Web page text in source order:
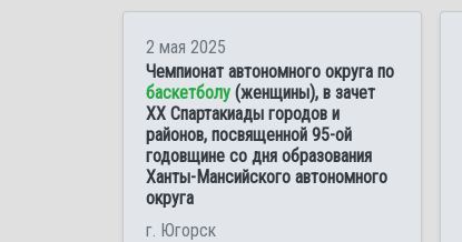
2 мая 2025
Чемпионат автономного округа по
баскетболу (женщины), в зачет
XX Спартакиады городов и
районов, посвященной 95-ой
годовщине со дня образования
Ханты-Мансийского автономного
округа
г. Югорск